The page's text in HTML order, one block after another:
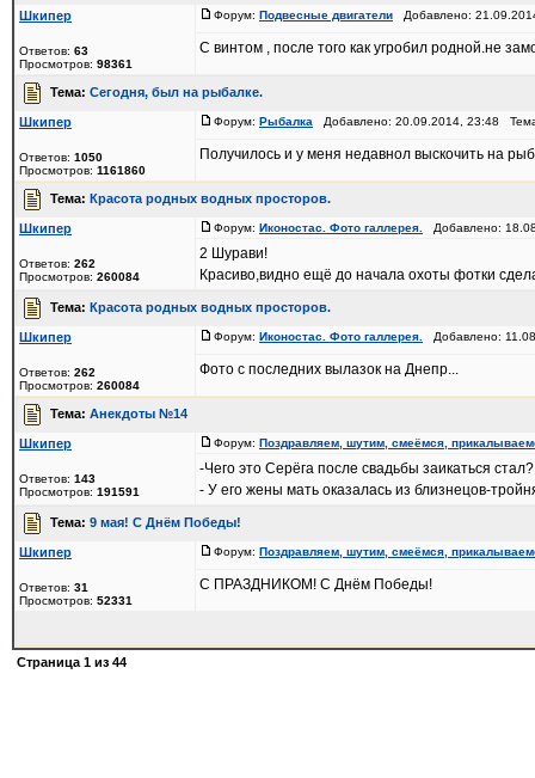
Шкипер
Ответов: 63
Просмотров: 98361
Форум: Подвесные двигатели Добавлено:
С винтом , после того как угробил родной.не
Тема: Сегодня, был на рыбалке.
Шкипер
Ответов: 1050
Просмотров: 1161860
Форум: Рыбалка Добавлено: 20.09.2014, 23:48
Получилось и у меня недавнол выскочить на
Тема: Красота родных водных просторов.
Шкипер
Ответов: 262
Просмотров: 260084
Форум: Иконостас. Фото галлерея. Добавлено:
2 Шурави!
Красиво,видно ещё до начала охоты фотки
Тема: Красота родных водных просторов.
Шкипер
Ответов: 262
Просмотров: 260084
Форум: Иконостас. Фото галлерея. Добавлено:
Фото с последних вылазок на Днепр...
Тема: Анекдоты №14
Шкипер
Ответов: 143
Просмотров: 191591
Форум: Поздравляем, шутим, смеёмся,
-Чего это Серёга после свадьбы заикаться стал?
- У его жены мать оказалась из близнецов-
Тема: 9 мая! С Днём Победы!
Шкипер
Ответов: 31
Просмотров: 52331
Форум: Поздравляем, шутим, смеёмся,
С ПРАЗДНИКОМ! С Днём Победы!
Страница 1 из 44